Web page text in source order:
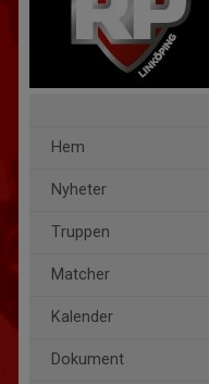
Hem
Nyheter
Truppen
Matcher
Kalender
Dokument